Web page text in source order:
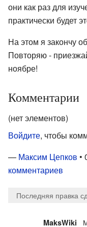
они как раз для
практически будет
На этом я закончу
Повторяю -
ноябре!
Комментарии
(нет элементов)
Войдите, чтобы
— Максим Цепков •
комментариев
Последняя правка
MaksWiki